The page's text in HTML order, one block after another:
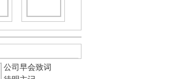
公司早会致词